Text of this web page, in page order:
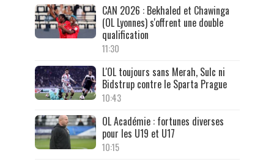
CAN 2026 : Bekhaled et Chawinga
(OL Lyonnes) s'offrent une double
qualification
11:30
L'OL toujours sans Merah, Sulc ni
Bidstrup contre le Sparta Prague
10:43
OL Académie : fortunes diverses
pour les U19 et U17
10:15